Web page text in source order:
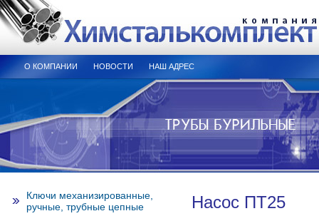
О КОМПАНИИ НОВОСТИ НАШ АДРЕС
Ключи механизированные,
ручные, трубные цепные
Насос ПТ25